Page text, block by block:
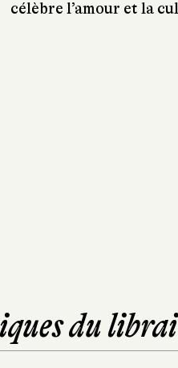
célèbre l’amour et la
du